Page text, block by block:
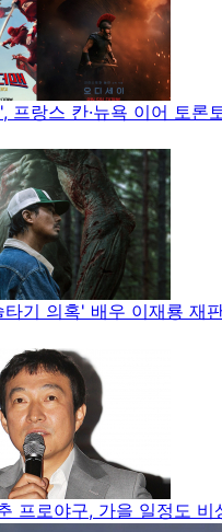
프랑스 칸·뉴욕 이어 토론
타기 의혹' 배우 이재룡 재
프로야구, 가을 일정도 비